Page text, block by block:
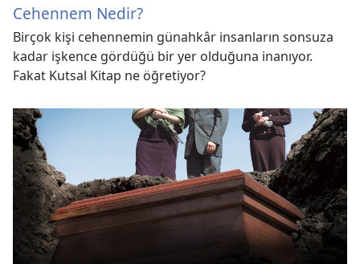
Cehennem Nedir?
Birçok kişi cehennemin günahkâr insanların sonsuza
kadar işkence gördüğü bir yer olduğuna inanıyor.
Fakat Kutsal Kitap ne öğretiyor?